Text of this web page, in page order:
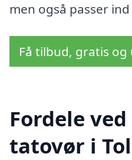
men også passer
Få tilbud, gratis
Fordele
tatovør i